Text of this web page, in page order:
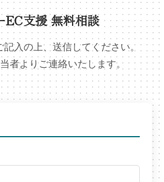
EC支援 無料相談
入の上、送信してください。
者よりご連絡いたします。